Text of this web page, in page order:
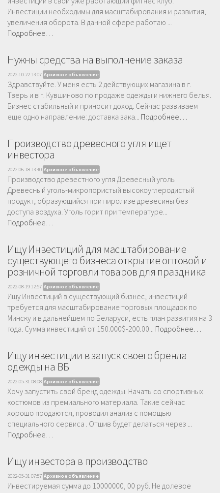
Инвестиции необходимы для масштабирования и развития,
увеличения оборота. В данной сфере работаю ...
Подробнее…
Нужны средства на выполнение заказа
2022-10-22 13:07 Архивное объявление
Здравствуйте. У меня есть 2 действующих магазина в г.
Тверь и в г. Кувшиново по продаже одежды и нижнего белья.
Бизнес стабильный и приносит доход. Сейчас развиваем
еще одно направление: доставка зака... Подробнее…
Производство древесного угля ищет
инвестора
2022-06-18 13:40 Архивное объявление
Производство древестного угля Древесный уголь
Древесный уголь-микропористый высокоуглеродистый
продукт, образующийся при пиролизе древесины без
доступа воздуха. Уголь горит при температуре...
Подробнее…
Ищу Инвестиций для масштабирование
существующего бизнеса открытие оптовой и
розничной торговли товаров для праздника
2022-08-19 12:57 Архивное объявление
Ищу Инвестиций в существующий бизнес, инвестиций
требуется для масштабирование торговых площадок по
Минску и в дальнейшем по Беларуси, есть план развития на 3
года. Сумма инвестиций от 150.000$-200.00... Подробнее…
Ищу инвестиции в запуск своего бренла
одежды на ВБ
2022-05-31 08:08 Архивное объявление
Хочу запустить свой бренд одежды. Начать со спортивных
костюмов из премиального материала. Такие сейчас
хорошо продаются, проводил анализ с помощью
специального сервиса . Отшив будет делаться через ...
Подробнее…
Ищу инвестора в производство
2022-05-31 07:57 Архивное объявление
Инвестируемая сумма до 10000000, 00 руб. Не долевое